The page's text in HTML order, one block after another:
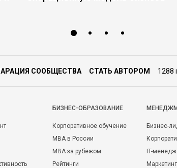
СООБЩЕСТВА СТАТЬ АВТОРОМ 1288
БИЗНЕС-ОБРАЗОВАНИЕ
Корпоративное обучение
MBA в России
MBA за рубежом
Рейтинги
Бизнес-
IT-
Маркетинг